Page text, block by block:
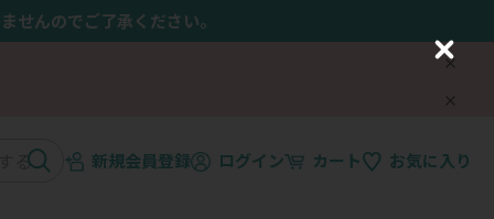
せんのでご了承ください。
新規会員登録 ログイン カート お気に入り
C
o